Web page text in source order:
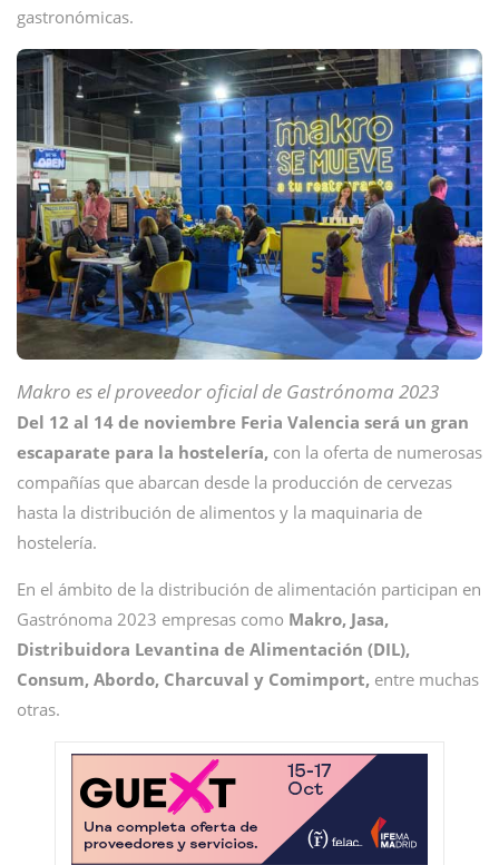
gastronómicas.
Makro es el proveedor oficial de Gastrónoma 2023
Del 12 al 14 de noviembre Feria Valencia será un gran
escaparate para la hostelería, con la oferta de numerosas
compañías que abarcan desde la producción de cervezas
hasta la distribución de alimentos y la maquinaria de
hostelería.
En el ámbito de la distribución de alimentación participan en
Gastrónoma 2023 empresas como Makro, Jasa,
Distribuidora Levantina de Alimentación (DIL),
Consum, Abordo, Charcuval y Comimport, entre muchas
otras.